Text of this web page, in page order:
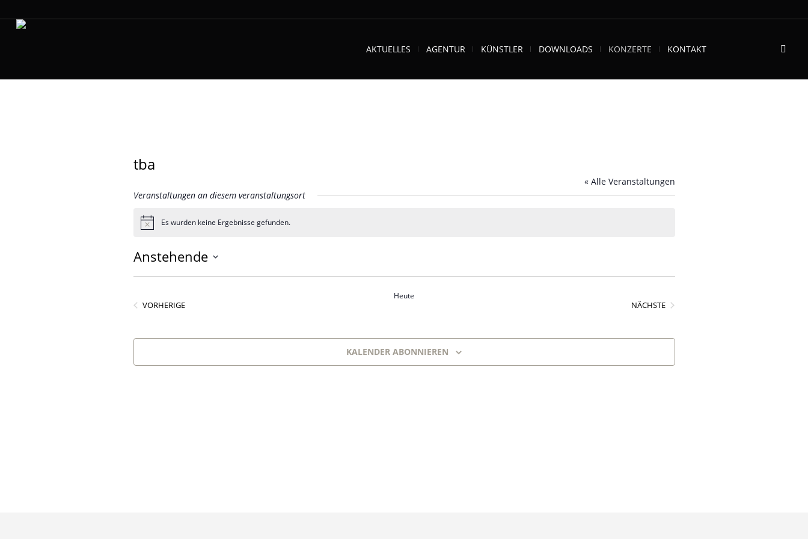
AKTUELLES AGENTUR KÜNSTLER DOWNLOADS KONZERTE KONTAKT
tba
« Alle Veranstaltungen
Veranstaltungen an diesem veranstaltungsort
HinweisEs wurden keine Ergebnisse gefunden.
Anstehende
VORHERIGEVERANSTALTUNGEN
Heute
NÄCHSTEVERANSTALTUNGEN
KALENDER ABONNIEREN